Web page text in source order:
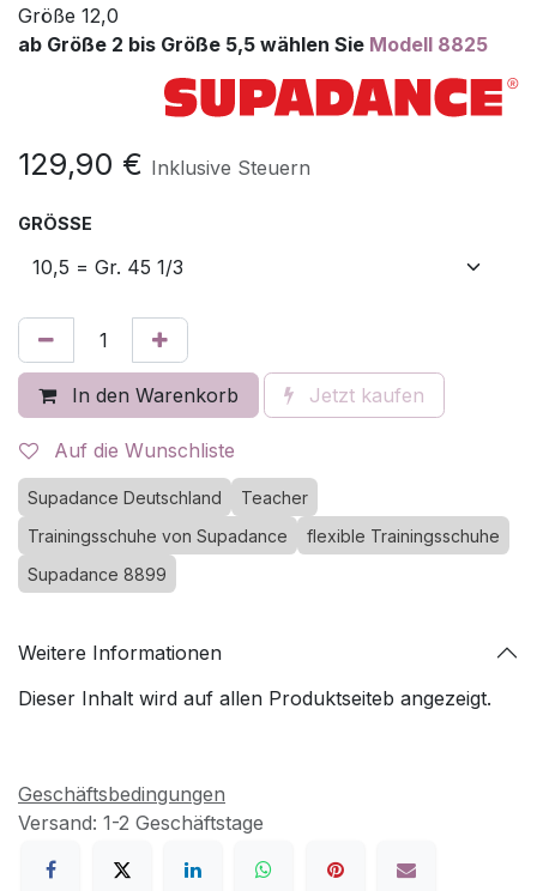
Größe 12,0
ab Größe 2 bis Größe 5,5 wählen Sie Modell 8825
129,90 € Inklusive Steuern
GRÖSSE
In den Warenkorb Jetzt kaufen
Auf die Wunschliste
Supadance Deutschland
Teacher
Trainingsschuhe von Supadance
flexible Trainingsschuhe
Supadance 8899
Weitere Informationen
Dieser Inhalt wird auf allen Produktseiteb angezeigt.
Geschäftsbedingungen
Versand: 1-2 Geschäftstage